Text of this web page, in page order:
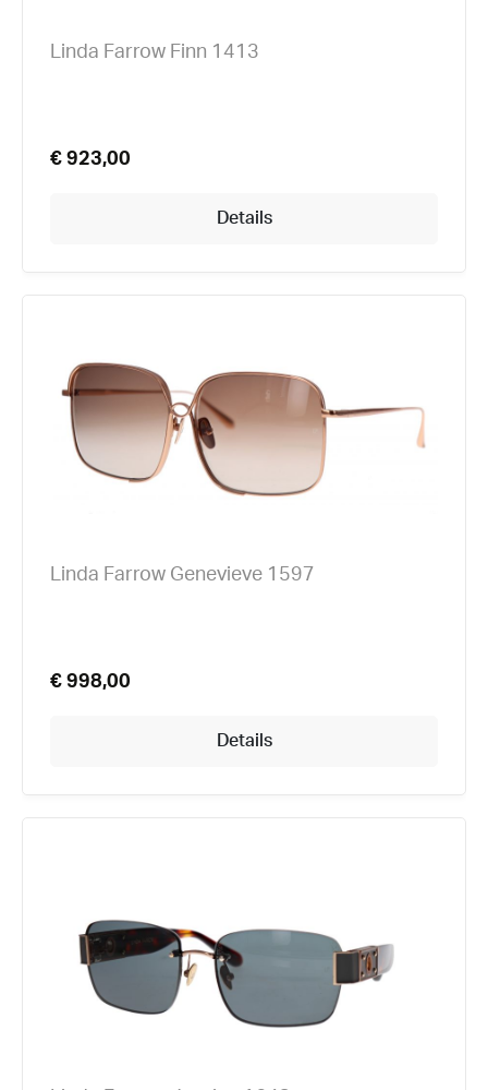
Linda Farrow Finn 1413
€ 923,00
Details
Linda Farrow Genevieve 1597
€ 998,00
Details